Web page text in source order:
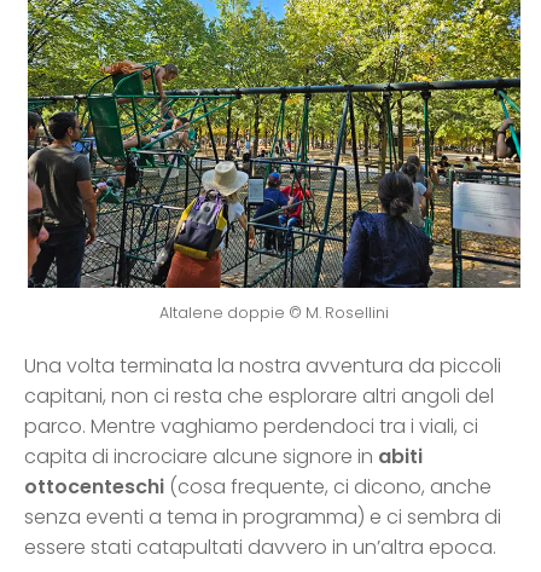
Altalene doppie © M. Rosellini
Una volta terminata la nostra avventura da piccoli
capitani, non ci resta che esplorare altri angoli del
parco. Mentre vaghiamo perdendoci tra i viali, ci
capita di incrociare alcune signore in abiti
ottocenteschi (cosa frequente, ci dicono, anche
senza eventi a tema in programma) e ci sembra di
essere stati catapultati davvero in un’altra epoca.